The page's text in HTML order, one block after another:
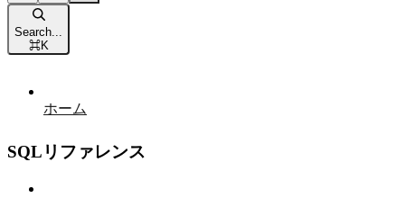
Search...
⌘K
ホーム
SQLリファレンス